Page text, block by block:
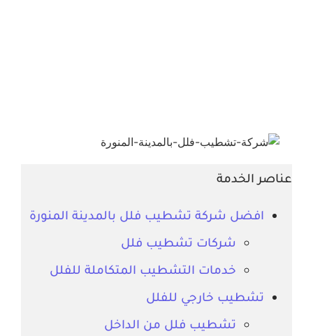
عناصر الخدمة
افضل شركة تشطيب فلل بالمدينة المنورة
شركات تشطيب فلل
خدمات التشطيب المتكاملة للفلل
تشطيب خارجي للفلل
تشطيب فلل من الداخل